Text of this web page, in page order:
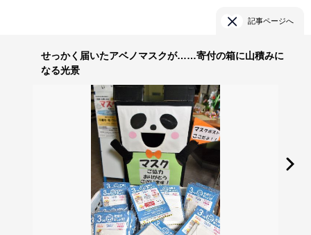
記事ページへ
せっかく届いたアベノマスクが……寄付の箱に山積みに
なる光景